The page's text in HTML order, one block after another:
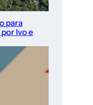
para
Ivo e